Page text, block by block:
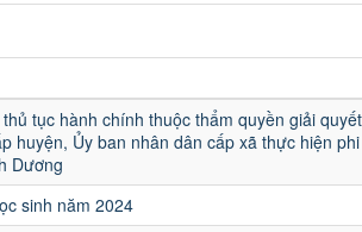
tục hành chính thuộc thẩm quyền giải
huyện, Ủy ban nhân dân cấp xã thực hiện
Dương
sinh năm 2024